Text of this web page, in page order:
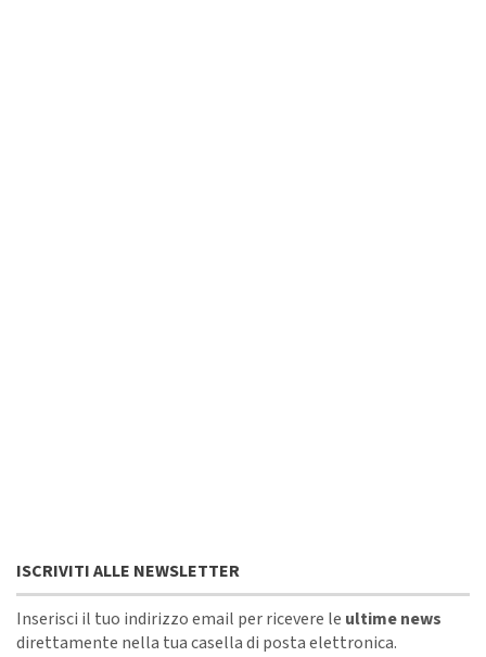
ISCRIVITI ALLE NEWSLETTER
Inserisci il tuo indirizzo email per ricevere le ultime news
direttamente nella tua casella di posta elettronica.